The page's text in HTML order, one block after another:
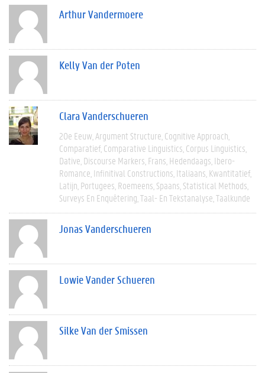
Arthur Vandermoere
Kelly Van der Poten
Clara Vanderschueren
20e Eeuw Argument Structure Cognitive Approach
Comparatief Comparative Linguistics Corpus Linguistics
Dative Discourse Markers Frans Hedendaags Ibero-
Romance Infinitival Constructions Italiaans Kwantitatief
Latijn Portugees Roemeens Spaans Statistical Methods
Surveys En Enquêtering Taal- En Tekstanalyse Taalkunde
Jonas Vanderschueren
Lowie Vander Schueren
Silke Van der Smissen